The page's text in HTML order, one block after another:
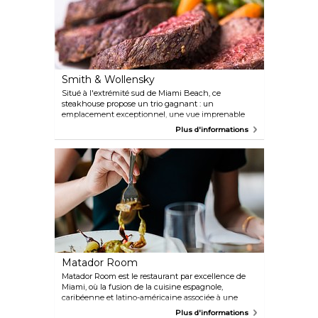
Smith & Wollensky
Situé à l'extrémité sud de Miami Beach, ce
steakhouse propose un trio gagnant : un
emplacement exceptionnel, une vue imprenable
sur l'océan et une cuisine hors pair. Leur menu
propose une sélection de steaks de première qualité
vieillis à sec, de fruits de mer et de vins.
Plus d'informations
Matador Room
Matador Room est le restaurant par excellence de
Miami, où la fusion de la cuisine espagnole,
caribéenne et latino-américaine associée à une
sélection de vins large et variée ne manquera pas
Plus d'informations